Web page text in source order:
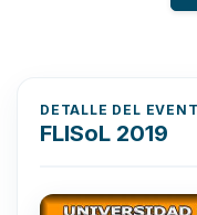
DETALLE DEL
FLISoL 2019